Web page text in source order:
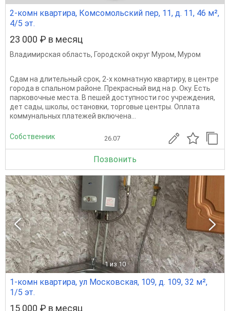
2-комн квартира, Комсомольский пер, 11, д. 11, 46 м²,
4/5 эт.
23 000 ₽ в месяц
Владимирская область, Городской округ Муром, Муром
Сдам на длительный срок, 2-х комнатную квартиру, в центре
города в спальном районе. Прекрасный вид на р. Оку. Есть
парковочные места. В пешей доступности гос учреждения,
дет сады, школы, остановки, торговые центры. Оплата
коммунальных платежей включена...
Собственник 26.07
Позвонить
1 из 10
1-комн квартира, ул Московская, 109, д. 109, 32 м²,
1/5 эт.
15 000 ₽ в месяц